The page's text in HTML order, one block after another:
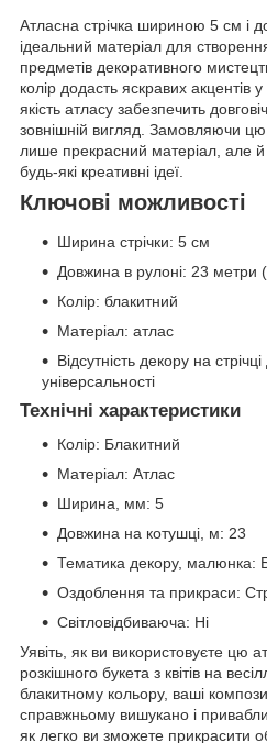
Атласна стрічка шириною 5 см
ідеальний матеріал для
предметів декоративного
колір додасть яскравих акцентів
якість атласу забезпечить
зовнішній вигляд. Замовляючи цю
лише прекрасний матеріал, але й
будь-які креативні ідеї.
Ключові можливості
Ширина стрічки: 5 см
Довжина в рулоні: 23 метри
Колір: блакитний
Матеріал: атлас
Відсутність декору на
універсальності
Технічні характеристики
Колір: Блакитний
Матеріал: Атлас
Ширина, мм: 5
Довжина на котушці, м: 23
Тематика декору, малюнка:
Оздоблення та прикраси:
Світловідбиваюча: Ні
Уявіть, як ви використовуєте цю
розкішного букета з квітів на
блакитному кольору, ваші
справжньому вишукано і
як легко ви зможете прикрасити